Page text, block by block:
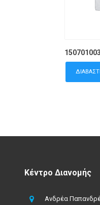
Κέντρο Διανομής
Ανδρέα